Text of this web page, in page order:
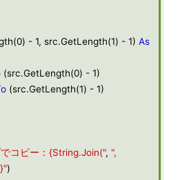
- 1, src.GetLength(1) - 1) As
(src.GetLength(0) - 1)
(src.GetLength(1) - 1)
コピー：{String.Join(", ",
)